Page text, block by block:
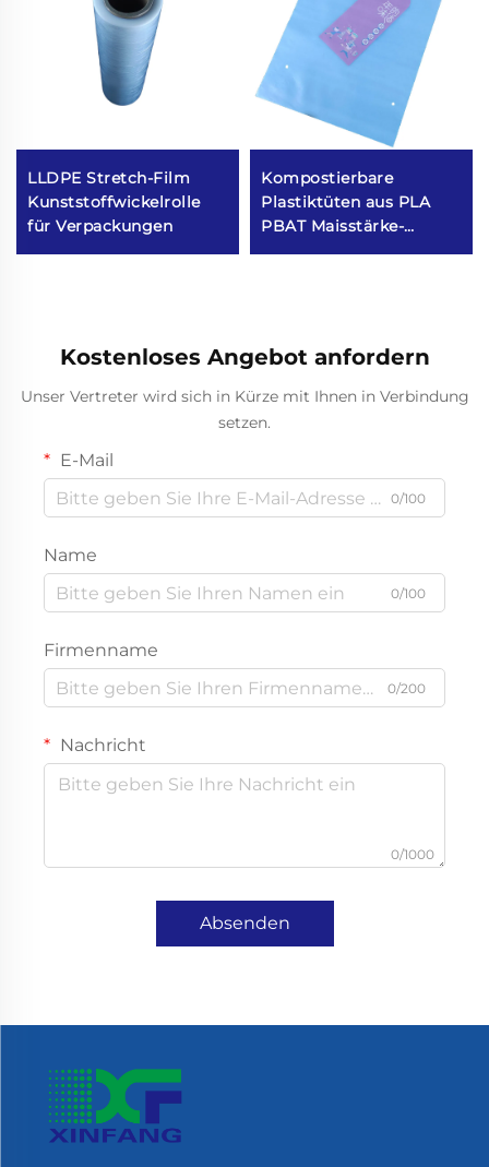
LLDPE Stretch-Film
Kunststoffwickelrolle
für Verpackungen
Kompostierbare
Plastiktüten aus PLA
PBAT Maisstärke-
Material
Kostenloses Angebot anfordern
Unser Vertreter wird sich in Kürze mit Ihnen in Verbindung
setzen.
E-Mail
0/100
Name
0/100
Firmenname
0/200
Nachricht
0/1000
Absenden